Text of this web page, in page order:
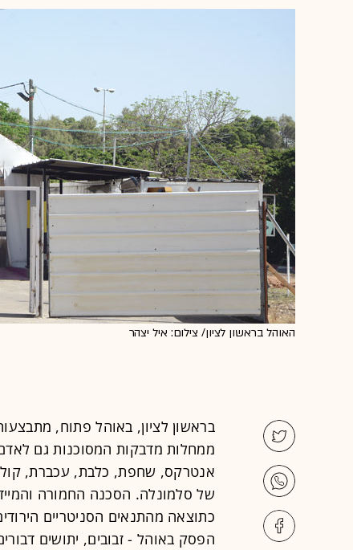
האוהל בראשון לציון/ צילום: איל יצהר
בראשון לציון, באוהל פתוח,
ממחלות מדבקות המסוכנות גם לאדם
של סלמונלה. הסכנה החמורה
כתוצאה מהתנאים הסניטריים
הפסק באוהל - זבובים, יתושים